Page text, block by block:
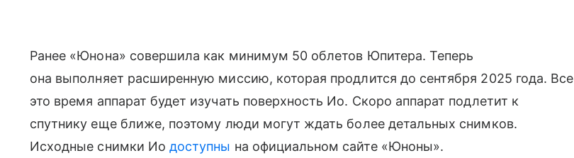
Ранее «Юнона» совершила как минимум 50 облетов Юпитера. Теперь
она выполняет расширенную миссию, которая продлится до сентября 2025 года. Все
это время аппарат будет изучать поверхность Ио. Скоро аппарат подлетит к
спутнику еще ближе, поэтому люди могут ждать более детальных снимков.
Исходные снимки Иодоступны на официальном сайте «Юноны».